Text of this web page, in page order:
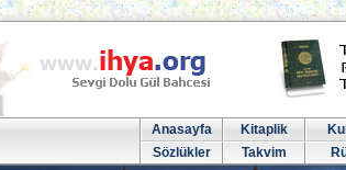
Anasayfa Kitaplik
Sözlükler
Takvim